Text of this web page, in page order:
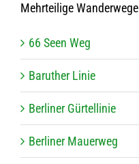
Mehr­tei­lige Wanderwege
66 Seen Weg
Baru­ther Linie
Ber­li­ner Gürtellinie
Ber­li­ner Mauerweg